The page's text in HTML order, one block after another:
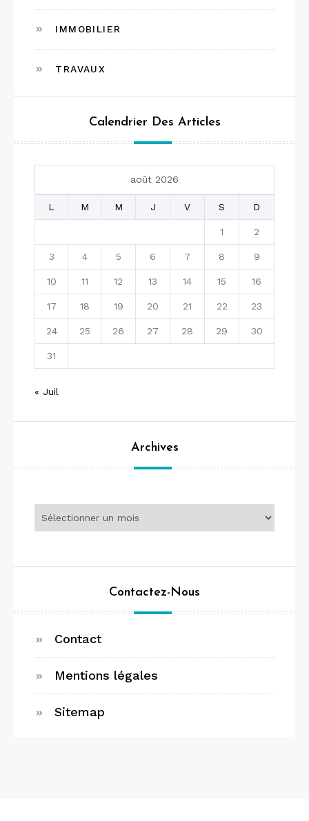
IMMOBILIER
TRAVAUX
Calendrier Des Articles
août 2026
L M M J V S D
1 2
3 4 5 6 7 8 9
10 11 12 13 14 15 16
17 18 19 20 21 22 23
24 25 26 27 28 29 30
31
« Juil
Archives
Contactez-Nous
Contact
Mentions légales
Sitemap